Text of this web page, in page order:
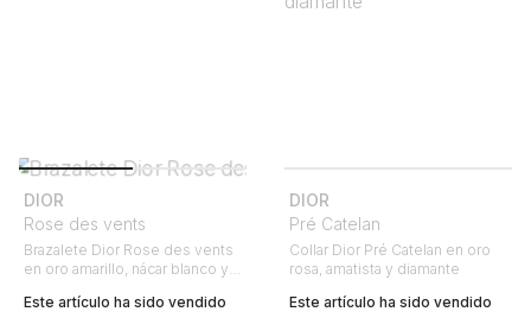
DIOR
Rose des vents
Brazalete Dior Rose des vents
en oro amarillo, nácar blanco y
Este artículo ha sido vendido
DIOR
Pré Catelan
Collar Dior Pré Catelan en oro
rosa, amatista y diamante
Este artículo ha sido vendido